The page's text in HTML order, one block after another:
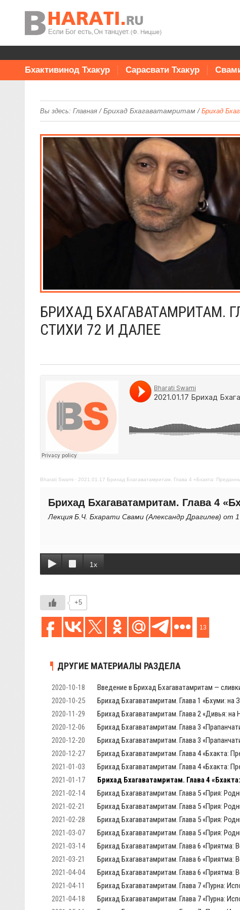
Бхактивинод Тхакур Сарасвати Тхакур
Вы здесь: Главная/Брихад Бхагаватамритам/ Брихад
БРИХАД БХАГАВАТАМРИТАМ.
СТИХИ 72 И ДАЛЕЕ
Bharati Swami· 2021.01.17 Брихад Бхагаватамритам. Глава 4 «Бхакта:
Брихад Бхагаватамритам. Глава 4
Лекция Б.Ч. Бхарати Свами (Александр Драгилев) от
1x
+5
13
ДРУГИЕ МАТЕРИАЛЫ РАЗДЕЛА
2020-10-18
Введение в Брихад Бхагаватамритам —
2020-10-25
Брихад Бхагаватамритам. Глава 1 «Бхуми: на
2020-11-29
Брихад Бхагаватамритам. Глава 2 «Дивья: на
2020-12-06
Брихад Бхагаватамритам. Глава 3
2020-12-20
Брихад Бхагаватамритам. Глава 3
2020-12-27
Брихад Бхагаватамритам. Глава 4 «Бхакта:
2021-01-03
Брихад Бхагаватамритам. Глава 4 «Бхакта:
2021-01-17
Брихад Бхагаватамритам. Глава 4
2021-02-14
Брихад Бхагаватамритам. Глава 5 «Прия:
2021-02-21
Брихад Бхагаватамритам. Глава 5 «Прия:
2021-02-28
Брихад Бхагаватамритам. Глава 5 «Прия:
2021-03-07
Брихад Бхагаватамритам. Глава 5 «Прия:
2021-03-14
Брихад Бхагаватамритам. Глава 6 «Приятма:
2021-03-21
Брихад Бхагаватамритам. Глава 6 «Приятма:
2021-04-04
Брихад Бхагаватамритам. Глава 6 «Приятма:
2021-04-11
Брихад Бхагаватамритам. Глава 7 «Пурна:
2021-04-18
Брихад Бхагаватамритам. Глава 7 «Пурна: